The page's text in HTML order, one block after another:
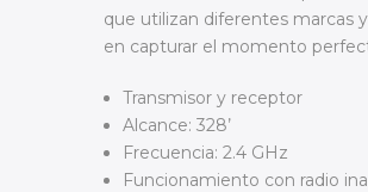
que utilizan diferentes marcas
en capturar el momento
Transmisor y receptor
Alcance: 328’
Frecuencia: 2.4 GHz
Funcionamiento con radio